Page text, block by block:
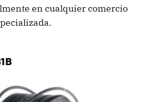
en cualquier comercio